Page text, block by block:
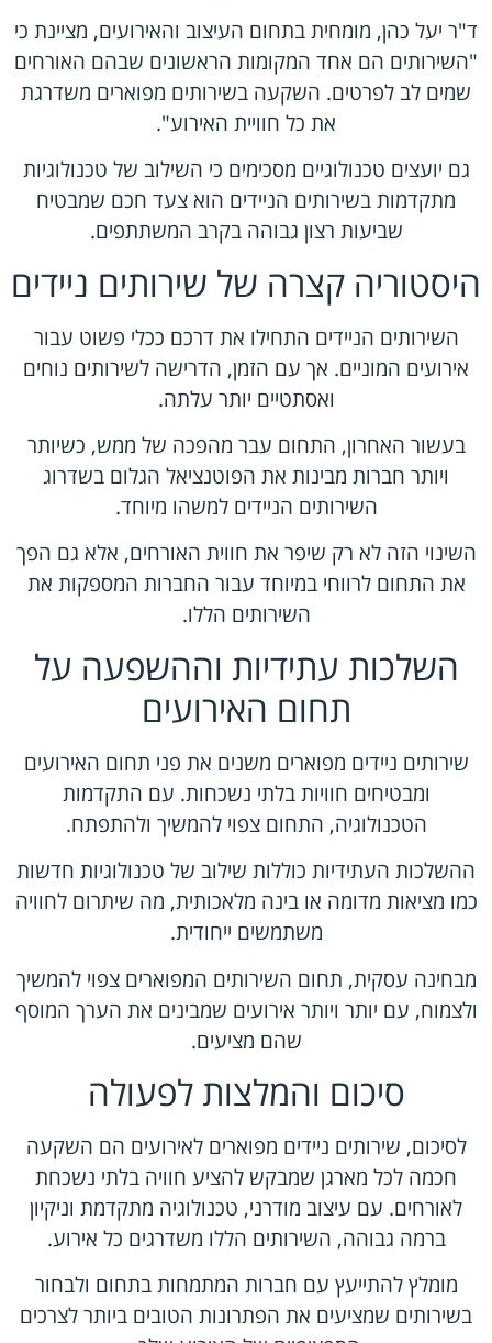
ד"ר יעל כהן, מומחית בתחום העיצוב והאירועים, מציינת כי
"השירותים הם אחד המקומות הראשונים שבהם האורחים
שמים לב לפרטים. השקעה בשירותים מפוארים משדרגת
את כל חוויית האירוע".
גם יועצים טכנולוגיים מסכימים כי השילוב של טכנולוגיות
מתקדמות בשירותים הניידים הוא צעד חכם שמבטיח
שביעות רצון גבוהה בקרב המשתתפים.
היסטוריה קצרה של שירותים ניידים
השירותים הניידים התחילו את דרכם ככלי פשוט עבור
אירועים המוניים. אך עם הזמן, הדרישה לשירותים נוחים
ואסתטיים יותר עלתה.
בעשור האחרון, התחום עבר מהפכה של ממש, כשיותר
ויותר חברות מבינות את הפוטנציאל הגלום בשדרוג
השירותים הניידים למשהו מיוחד.
השינוי הזה לא רק שיפר את חווית האורחים, אלא גם הפך
את התחום לרווחי במיוחד עבור החברות המספקות את
השירותים הללו.
השלכות עתידיות וההשפעה על
תחום האירועים
שירותים ניידים מפוארים משנים את פני תחום האירועים
ומבטיחים חוויות בלתי נשכחות. עם התקדמות
הטכנולוגיה, התחום צפוי להמשיך ולהתפתח.
ההשלכות העתידיות כוללות שילוב של טכנולוגיות חדשות
כמו מציאות מדומה או בינה מלאכותית, מה שיתרום לחוויה
משתמשים ייחודית.
מבחינה עסקית, תחום השירותים המפוארים צפוי להמשיך
ולצמוח, עם יותר ויותר אירועים שמבינים את הערך המוסף
שהם מציעים.
סיכום והמלצות לפעולה
לסיכום, שירותים ניידים מפוארים לאירועים הם השקעה
חכמה לכל מארגן שמבקש להציע חוויה בלתי נשכחת
לאורחים. עם עיצוב מודרני, טכנולוגיה מתקדמת וניקיון
ברמה גבוהה, השירותים הללו משדרגים כל אירוע.
מומלץ להתייעץ עם חברות המתמחות בתחום ולבחור
בשירותים שמציעים את הפתרונות הטובים ביותר לצרכים